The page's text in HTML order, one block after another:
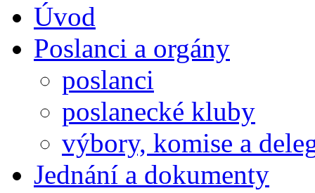
Úvod
Poslanci a orgány
poslanci
poslanecké kluby
výbory, komise a
Jednání a dokumenty